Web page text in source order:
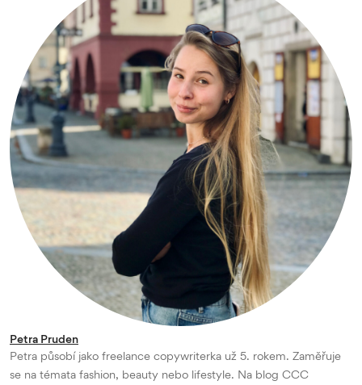
Petra Pruden
Petra působí jako freelance copywriterka už 5. rokem. Zaměřuje
se na témata fashion, beauty nebo lifestyle. Na blog CCC